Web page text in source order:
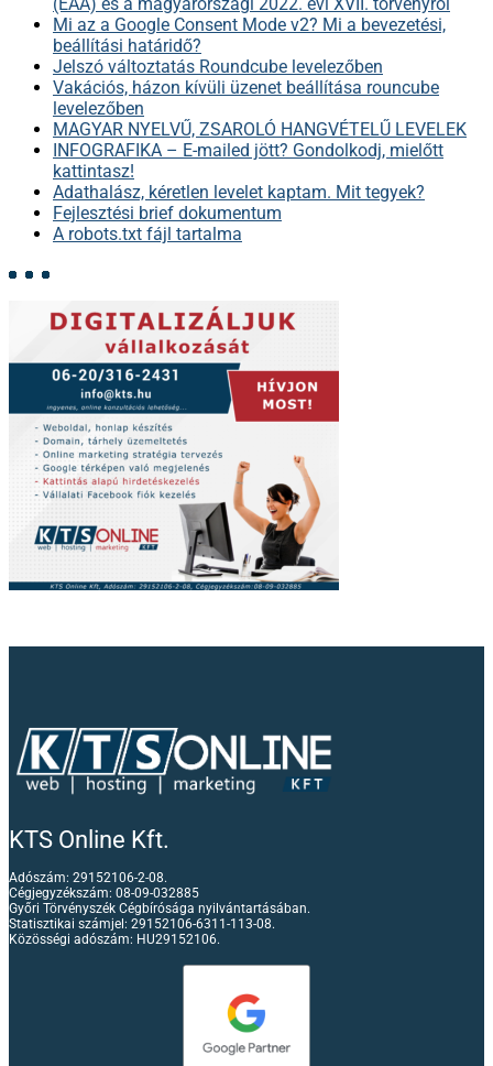
Mi az a Google Consent Mode v2? Mi a bevezetési,
beállítási határidő?
Jelszó változtatás Roundcube levelezőben
Vakációs, házon kívüli üzenet beállítása rouncube
levelezőben
MAGYAR NYELVŰ, ZSAROLÓ HANGVÉTELŰ LEVELEK
INFOGRAFIKA – E-mailed jött? Gondolkodj, mielőtt
kattintasz!
Adathalász, kéretlen levelet kaptam. Mit tegyek?
Fejlesztési brief dokumentum
A robots.txt fájl tartalma
KTS Online Kft.
Adószám: 29152106-2-08.
Cégjegyzékszám: 08-09-032885
Győri Törvényszék Cégbírósága nyilvántartásában.
Statisztikai számjel: 29152106-6311-113-08.
Közösségi adószám: HU29152106.